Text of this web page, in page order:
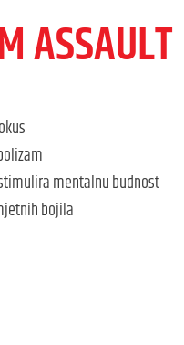
ASSAULT
mentalnu budnost
bojila